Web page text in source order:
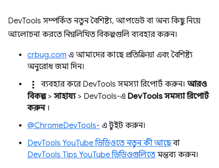
DevTools সম্পর্কিত নতুন বৈশিষ্ট্য, আপডেট বা অন্য কিছু নিয়ে
আলোচনা করতে নিম্নলিখিত বিকল্পগুলি ব্যবহার করুন।
crbug.com এ আমাদের কাছে প্রতিক্রিয়া এবং বৈশিষ্ট্য
অনুরোধ জমা দিন।
more_vert ব্যবহার করে DevTools সমস্যা রিপোর্ট করুন। আরও
বিকল্প> সাহায্য> DevTools-এ DevTools সমস্যা রিপোর্ট
করুন।
@ChromeDevTools- এ টুইট করুন।
DevTools YouTube ভিডিওতে নতুন কী আছেবা
DevTools Tips YouTube ভিডিওগুলিতে মন্তব্য করুন।